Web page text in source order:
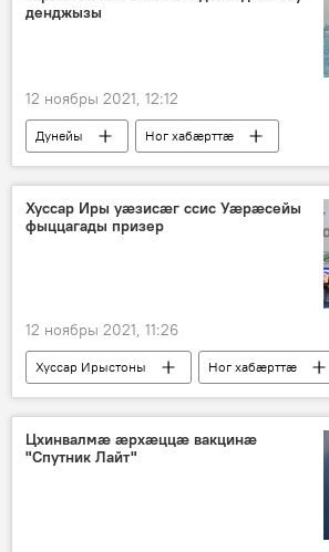
денджызы
12 ноябры 2021, 12:12
Дунейы
Ног хабӕрттӕ
Политикӕ
Уӕрӕсейы
Хуссар Иры уӕзисӕг ссис Уӕрӕсейы
фыццагады призер
12 ноябры 2021, 11:26
Хуссар Ирыстоны
Ног хабӕрттӕ
Спорт
Цхинвалмӕ ӕрхӕццӕ вакцинӕ
"Спутник Лайт"